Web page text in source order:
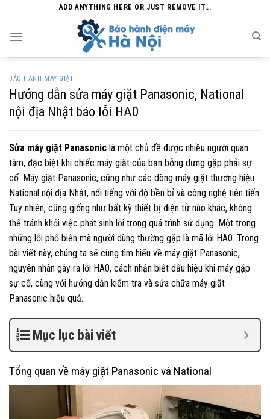
content
ADD ANYTHING HERE OR JUST REMOVE IT...
BẢO HÀNH MÁY GIẶT
Hướng dẫn sửa máy giặt Panasonic, National
nội địa Nhật báo lỗi HA0
Sửa máy giặt Panasonic là một chủ đề được nhiều người quan
tâm, đặc biệt khi chiếc máy giặt của bạn bỗng dưng gặp phải sự
cố. Máy giặt Panasonic, cũng như các dòng máy giặt thương hiệu
National nội địa Nhật, nổi tiếng với độ bền bỉ và công nghệ tiên tiến.
Tuy nhiên, cũng giống như bất kỳ thiết bị điện tử nào khác, không
thể tránh khỏi việc phát sinh lỗi trong quá trình sử dụng. Một trong
những lỗi phổ biến mà người dùng thường gặp là mã lỗi HA0. Trong
bài viết này, chúng ta sẽ cùng tìm hiểu về máy giặt Panasonic,
nguyên nhân gây ra lỗi HA0, cách nhận biết dấu hiệu khi máy gặp
sự cố, cùng với hướng dẫn kiểm tra và sửa chữa máy giặt
Panasonic hiệu quả.
Mục lục bài viết
Tổng quan về máy giặt Panasonic và National